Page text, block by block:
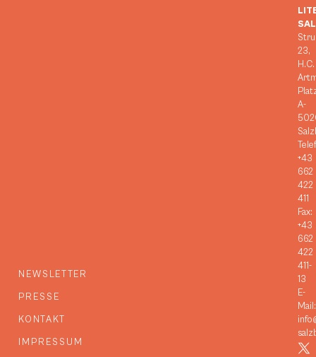
NEWSLETTER
PRESSE
KONTAKT
IMPRESSUM
23,
H.C.
A-
+43
662
422
411
Fax:
+43
662
422
411-
13
E-
Mail: